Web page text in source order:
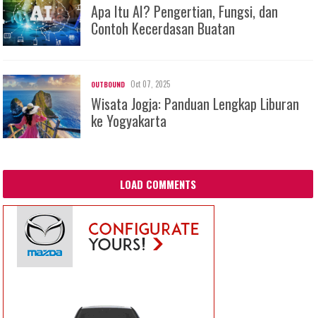
Apa Itu AI? Pengertian, Fungsi, dan
Contoh Kecerdasan Buatan
OUTBOUND Oct 07, 2025
Wisata Jogja: Panduan Lengkap Liburan
ke Yogyakarta
LOAD COMMENTS